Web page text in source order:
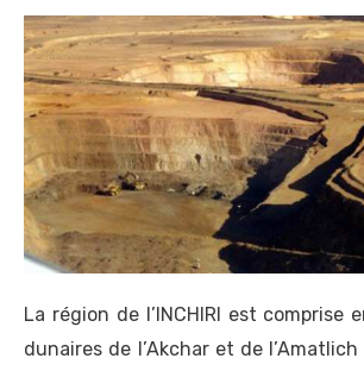
La région de l’INCHIRI est comprise
dunaires de l’Akchar et de l’Amatlich